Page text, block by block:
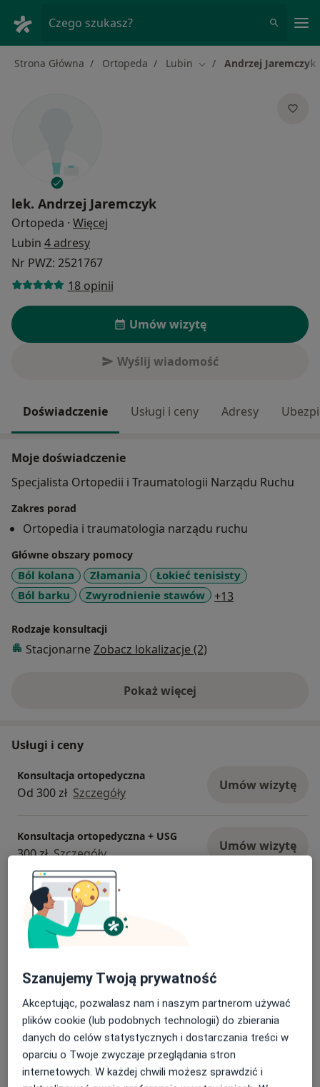
Czego szukasz?
Strona Główna Ortopeda Lubin Zmień miasto
Andrzej Jaremczyk
lek. Andrzej Jaremczyk
Ortopeda · Więcej
Lubin 4 adresy
Nr PWZ: 2521767
18 opinii
Umów wizytę
Wyślij wiadomość
Doświadczenie Usługi i ceny Adresy
Moje doświadczenie
Specjalista Ortopedii i Traumatologii Narządu Ruchu
Zakres porad
Ortopedia i traumatologia narządu ruchu
Główne obszary pomocy
Ból kolana Złamania
Łokieć tenisisty
Ból barku
Zwyrodnienie stawów +13
Rodzaje konsultacji
Stacjonarne Zobacz lokalizacje (2)
Pokaż więcejo doświadczeniu
Usługi i ceny
Konsultacja ortopedyczna
Od 300 zł Szczegóły Umów wizytę
Konsultacja ortopedyczna + USG
300 zł Szczegóły Umów wizytę
Blokady dostawowe
Od 180 zł Szczegóły
Od 250 zł Szczegóły
Kwas hialuronowy
Od 250 zł Szczegóły Umów wizytę
+ 1 usługa
Szanujemy Twoją prywatność
Akceptując, pozwalasz nam i naszym partnerom używać
plików cookie (lub podobnych technologii) do zbierania
danych do celów statystycznych i dostarczania treści w
oparciu o Twoje zwyczaje przeglądania stron
internetowych. W każdej chwili możesz sprawdzić i